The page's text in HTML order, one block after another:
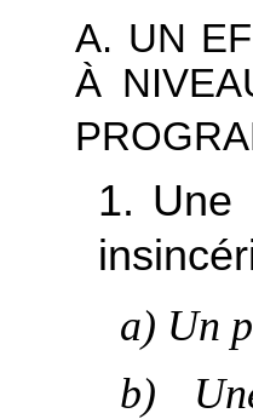
A. UN
À
1. Une
a) Un
b)